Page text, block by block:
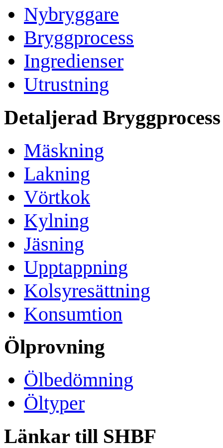
Nybryggare
Bryggprocess
Ingredienser
Utrustning
Detaljerad Bryggprocess
Mäskning
Lakning
Vörtkok
Kylning
Jäsning
Upptappning
Kolsyresättning
Konsumtion
Ölprovning
Ölbedömning
Öltyper
Länkar till SHBF